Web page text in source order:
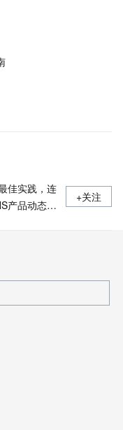
佳实践，连
产品动态，
+关注